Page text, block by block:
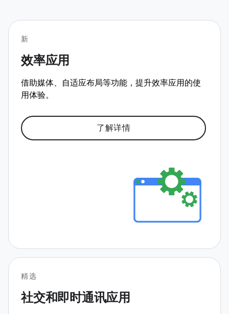
新
效率应用
借助媒体、自适应布局等功能，提升效率应用的使
用体验。
了解详情
精选
社交和即时通讯应用